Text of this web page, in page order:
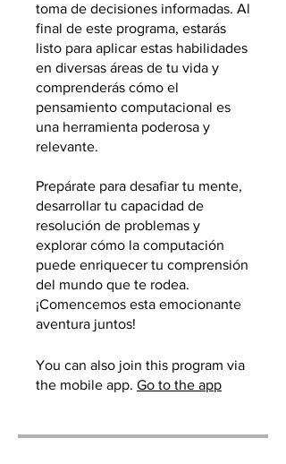
toma de decisiones informadas. Al
final de este programa, estarás
listo para aplicar estas habilidades
en diversas áreas de tu vida y
comprenderás cómo el
pensamiento computacional es
una herramienta poderosa y
relevante.
Prepárate para desafiar tu mente,
desarrollar tu capacidad de
resolución de problemas y
explorar cómo la computación
puede enriquecer tu comprensión
del mundo que te rodea.
¡Comencemos esta emocionante
aventura juntos!
You can also join this program via
the mobile app. Go to the app